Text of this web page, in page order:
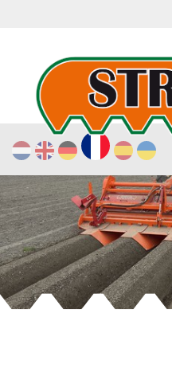
Nederlands
English